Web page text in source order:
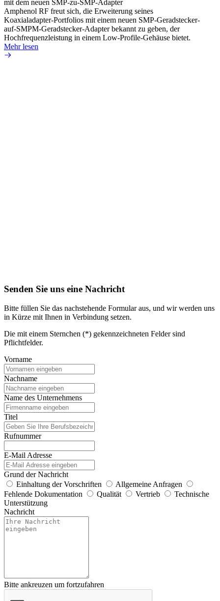
mit dem neuen SMP-zu-SMP-Adapter
Amphenol RF freut sich, die Erweiterung seines
Koaxialadapter-Portfolios mit einem neuen SMP-Geradstecker-
auf-SMPM-Geradstecker-Adapter bekannt zu geben, der
Hochfrequenzleistung in einem Low-Profile-Gehäuse bietet.
Mehr lesen
Senden Sie uns eine Nachricht
Bitte füllen Sie das nachstehende Formular aus, und wir werden uns
in Kürze mit Ihnen in Verbindung setzen.
Die mit einem Sternchen (*) gekennzeichneten Felder sind
Pflichtfelder.
Vorname
Nachname
Name des Unternehmens
Titel
Rufnummer
E-Mail Adresse
Grund der Nachricht
Einhaltung der Vorschriften
Allgemeine Anfragen
Fehlende Dokumentation
Qualität Vertrieb
Technische
Unterstützung
Nachricht
Bitte ankreuzen um fortzufahren